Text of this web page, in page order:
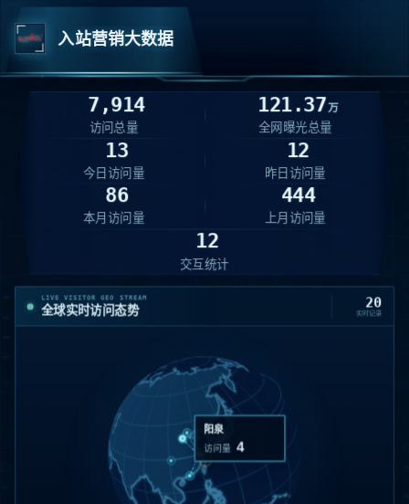
入站营销大数据
7,914
访问总量
121.37万
全网曝光总量
13
今日访问量
12
昨日访问量
86
本月访问量
444
上月访问量
12
交互统计
LIVE VISITOR GEO STREAM
全球实时访问态势 20
实时记录
阳泉
访问量 4